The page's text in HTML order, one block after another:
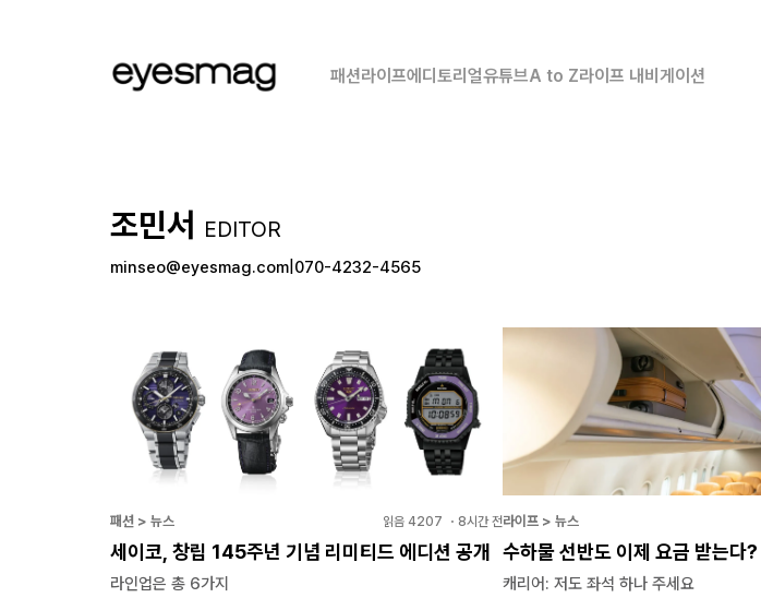
패션라이프에디토리얼유튜브A to Z라이프 내비게이션
조민서 EDITOR
minseo@eyesmag.com 070-4232-4565
패션 > 뉴스 읽음 4207 ・ 8시간 전
세이코, 창립 145주년 기념 리미티드 에디션 공개
라인업은 총 6가지
라이프 > 뉴스
수하물 선반도 이제 요금 받는다?
캐리어: 저도 좌석 하나 주세요